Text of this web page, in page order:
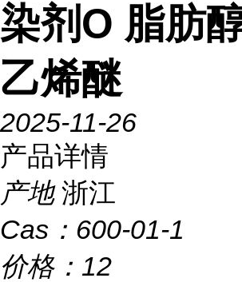
染剂O 脂肪
乙烯醚
2025-11-26
产品详情
产地 浙江
Cas： 600-01-1
价格： 12